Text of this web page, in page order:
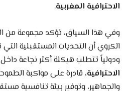
الاحترافية المغربية.
وفي هذا السياق، تؤكد مجموعة من
الكروي أن التحديات المستقبلية التي
ودولياً تتطلب هيكلة أكثر نجاعة داخل
الاحترافية، قادرة على مواكبة الطموحات
والجماهير، وتوفير بيئة تنافسية